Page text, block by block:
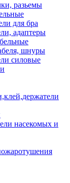
разьемы
для бра
адаптеры
шнуры
силовые
насекомых и